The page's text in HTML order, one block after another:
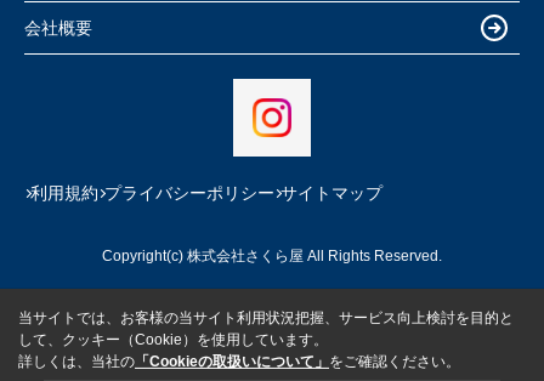
会社概要
利用規約 プライバシーポリシー サイトマップ
Copyright(c) 株式会社さくら屋 All Rights Reserved.
当サイトでは、お客様の当サイト利用状況把握、サービス向上検討を目的と
して、クッキー（Cookie）を使用しています。
詳しくは、当社の 「Cookieの取扱いについて」 をご確認ください。